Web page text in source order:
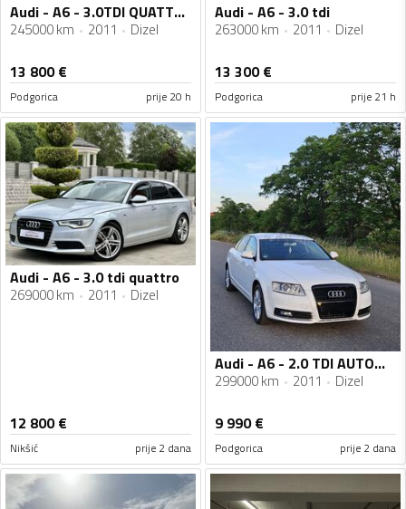
Audi - A6 - 3.0TDI QUATTRO
245000 km 2011 Dizel
13 800€
Podgorica prije 20 h
Audi - A6 - 3.0 tdi
263000 km 2011 Dizel
13 300€
Podgorica prije 21 h
Audi - A6 - 3.0 tdi quattro
269000 km 2011 Dizel
12 800€
Nikšić prije 2 dana
Audi - A6 - 2.0 TDI AUTOMATIK
299000 km 2011 Dizel
9 990€
Podgorica prije 2 dana